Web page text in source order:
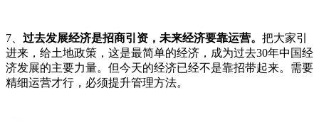
7、 过去发展经济是招商引资，未来经济要靠运营。 把大家引
进来，给土地政策，这是最简单的经济，成为过去30年中国经
济发展的主要力量。但今天的经济已经不是靠招带起来。需要
精细运营才行，必须提升管理方法。